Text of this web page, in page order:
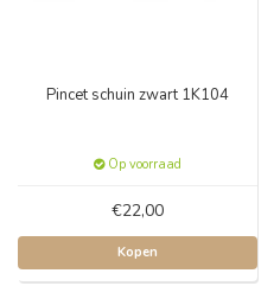
Pincet schuin zwart 1K104
Op voorraad
€22,00
Kopen